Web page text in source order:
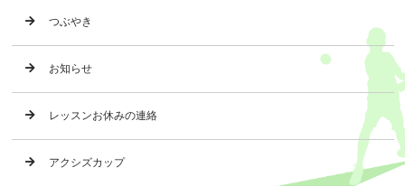
つぶやき
お知らせ
レッスンお休みの連絡
アクシズカップ